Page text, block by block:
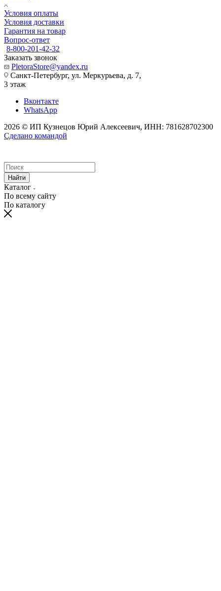
Условия оплаты
Условия доставки
Гарантия на товар
Вопрос-ответ
8-800-201-42-32
Заказать звонок
PletoraStore@yandex.ru
Санкт-Петербург, ул. Меркурьева, д. 7,
3 этаж
Вконтакте
WhatsApp
2026 © ИП Кузнецов Юрий Алексеевич, ИНН: 781628702300
Сделано командой
Найти
Каталог
По всему сайту
По каталогу